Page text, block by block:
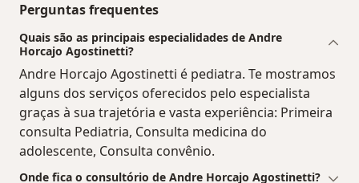
Perguntas frequentes
Quais são as principais especialidades de Andre
Horcajo Agostinetti?
Andre Horcajo Agostinetti é pediatra. Te mostramos
alguns dos serviços oferecidos pelo especialista
graças à sua trajetória e vasta experiência: Primeira
consulta Pediatria, Consulta medicina do
adolescente, Consulta convênio.
Onde fica o consultório de Andre Horcajo Agostinetti?